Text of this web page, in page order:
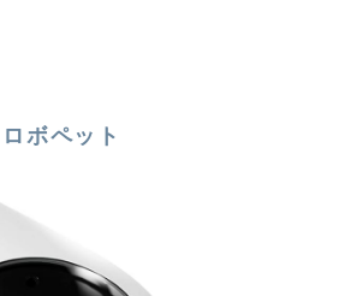
ボペット